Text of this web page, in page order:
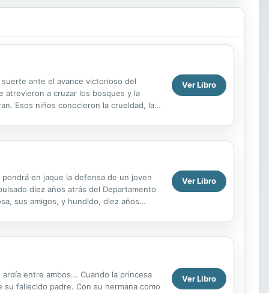
ante el avance victorioso del
atrevieron a cruzar los bosques y la
Esos niños conocieron la crueldad, la
Ver Libro
en jaque la defensa de un joven
diez años atrás del Departamento
sus amigos, y hundido, diez años
Ver Libro
entre ambos... Cuando la princesa
fallecido padre. Con su hermana como
Ver Libro